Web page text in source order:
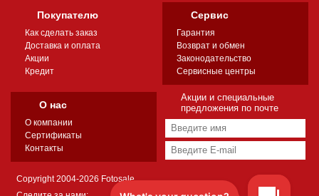
Покупателю
Как сделать заказ
Доставка и оплата
Акции
Кредит
Сервис
Гарантия
Возврат и обмен
Законодательство
Сервисные центры
О нас
О компании
Сертификаты
Контакты
Акции и специальные
предложения по почте
Copyright 2004-2026 Fotosale